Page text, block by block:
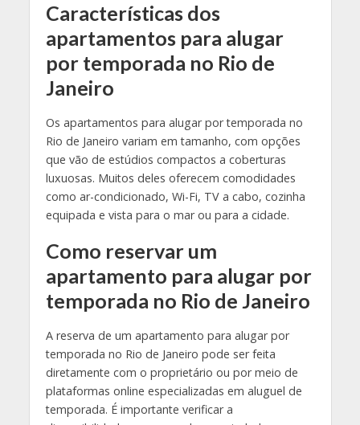
Características dos
apartamentos para alugar
por temporada no Rio de
Janeiro
Os apartamentos para alugar por temporada no
Rio de Janeiro variam em tamanho, com opções
que vão de estúdios compactos a coberturas
luxuosas. Muitos deles oferecem comodidades
como ar-condicionado, Wi-Fi, TV a cabo, cozinha
equipada e vista para o mar ou para a cidade.
Como reservar um
apartamento para alugar por
temporada no Rio de Janeiro
A reserva de um apartamento para alugar por
temporada no Rio de Janeiro pode ser feita
diretamente com o proprietário ou por meio de
plataformas online especializadas em aluguel de
temporada. É importante verificar a